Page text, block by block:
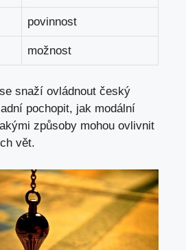
povinnost
možnost
snaží ‌ovládnout český
pochopit, jak⁢ modální
způsoby⁢ mohou ovlivnit
vět.